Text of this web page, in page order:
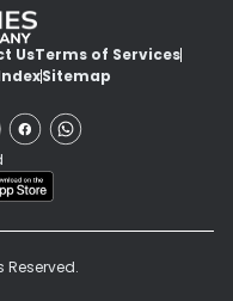
UsTerms of Services
Sitemap
Reserved.